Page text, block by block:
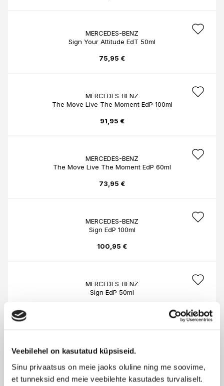
Veebilehel on kasutatud küpsiseid.
Sinu privaatsus on meie jaoks oluline ning me soovime,
et tunneksid end meie veebilehte kasutades turvaliselt.
MERCEDES-BENZ
Sign Your Attitude EdT 50ml
75,95 €
MERCEDES-BENZ
The Move Live The Moment EdP 100ml
91,95 €
MERCEDES-BENZ
The Move Live The Moment EdP 60ml
73,95 €
MERCEDES-BENZ
Sign EdP 100ml
100,95 €
MERCEDES-BENZ
Sign EdP 50ml
MERCEDES-BENZ
Sign pulkdeodorant 75g
34,95 €